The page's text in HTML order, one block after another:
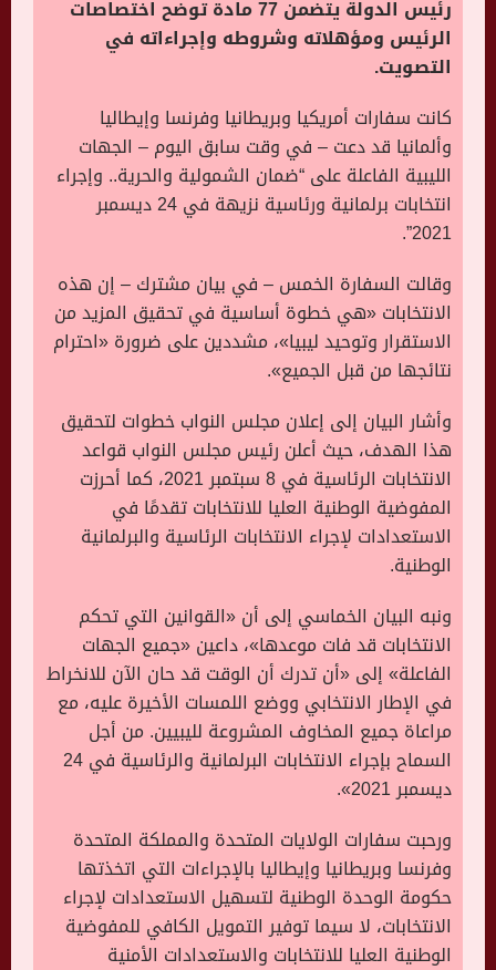
رئيس الدولة يتضمن 77 مادة توضح اختصاصات
الرئيس ومؤهلاته وشروطه وإجراءاته في
التصويت.
كانت سفارات أمريكيا وبريطانيا وفرنسا وإيطاليا
وألمانيا قد دعت – في وقت سابق اليوم – الجهات
الليبية الفاعلة على “ضمان الشمولية والحرية.. وإجراء
انتخابات برلمانية ورئاسية نزيهة في 24 ديسمبر
2021”.
وقالت السفارة الخمس – في بيان مشترك – إن هذه
الانتخابات «هي خطوة أساسية في تحقيق المزيد من
الاستقرار وتوحيد ليبيا»، مشددين على ضرورة «احترام
نتائجها من قبل الجميع».
وأشار البيان إلى إعلان مجلس النواب خطوات لتحقيق
هذا الهدف، حيث أعلن رئيس مجلس النواب قواعد
الانتخابات الرئاسية في 8 سبتمبر 2021، كما أحرزت
المفوضية الوطنية العليا للانتخابات تقدمًا في
الاستعدادات لإجراء الانتخابات الرئاسية والبرلمانية
الوطنية.
ونبه البيان الخماسي إلى أن «القوانين التي تحكم
الانتخابات قد فات موعدها»، داعين «جميع الجهات
الفاعلة» إلى «أن تدرك أن الوقت قد حان الآن للانخراط
في الإطار الانتخابي ووضع اللمسات الأخيرة عليه، مع
مراعاة جميع المخاوف المشروعة لليبيين. من أجل
السماح بإجراء الانتخابات البرلمانية والرئاسية في 24
ديسمبر 2021».
ورحبت سفارات الولايات المتحدة والمملكة المتحدة
وفرنسا وبريطانيا وإيطاليا بالإجراءات التي اتخذتها
حكومة الوحدة الوطنية لتسهيل الاستعدادات لإجراء
الانتخابات، لا سيما توفير التمويل الكافي للمفوضية
الوطنية العليا للانتخابات والاستعدادات الأمنية